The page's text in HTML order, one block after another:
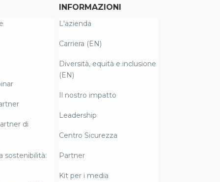
di
sostenibilità:
INFORMAZIONI
L'azienda
Carriera (EN)
Diversità, equità e inclusione
(EN)
Il nostro impatto
Leadership
Centro Sicurezza
Partner
Kit per i media